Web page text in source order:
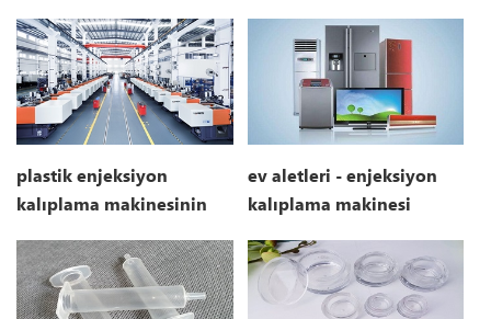
plastik enjeksiyon
kalıplama makinesinin
yapılır?
ev aletleri - enjeksiyon
kalıplama makinesi